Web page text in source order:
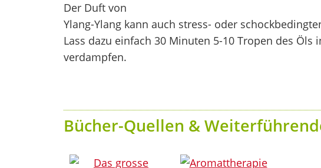
Der Duft von
Ylang-Ylang kann auch stress- oder
Lass dazu einfach 30 Minuten 5-10 Tropen des Öls
verdampfen.
Bücher-Quellen &